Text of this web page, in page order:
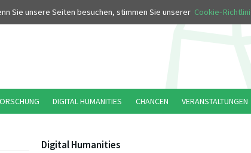
Sie unsere Seiten besuchen, stimmen Sie unserer Cookie-
Digital Humanities
DIGITAL HUMANITIES CHANCEN VERANSTALTUNGEN